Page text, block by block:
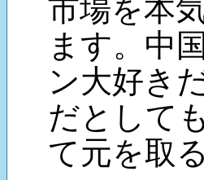
市場を本
ます。中
ン大好き
だとして
て元を取